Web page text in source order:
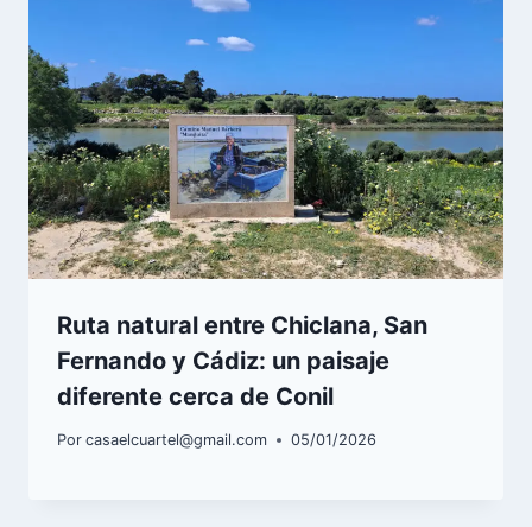
Ruta natural entre Chiclana, San
Fernando y Cádiz: un paisaje
diferente cerca de Conil
Por casaelcuartel@gmail.com 05/01/2026